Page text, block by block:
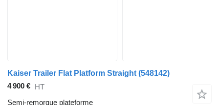
Kaiser Trailer Flat Platform Straight (548142)
4 900 € HT
Semi-remorque plateforme